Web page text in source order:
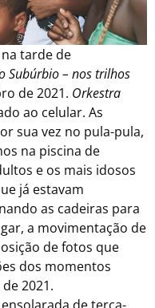
tarde de
Subúrbio – nos trilhos
de 2021. Orkestra
ao celular. As
sua vez no pula-pula,
na piscina de
e os mais idosos
já estavam
as cadeiras para
a movimentação de
de fotos que
dos momentos
2021.